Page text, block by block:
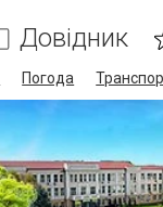
Довідник
Погода